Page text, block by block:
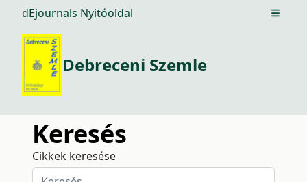
dEjournals Nyitóoldal Open
Debreceni Szemle
Keresés
Cikkek keresése